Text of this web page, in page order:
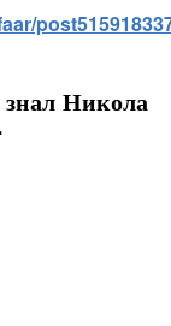
Никола